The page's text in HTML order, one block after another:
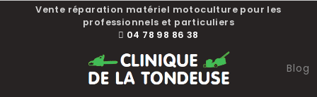
Vente réparation matériel motoculture pour les
professionnels et particuliers
04 78 98 86 38
Blog